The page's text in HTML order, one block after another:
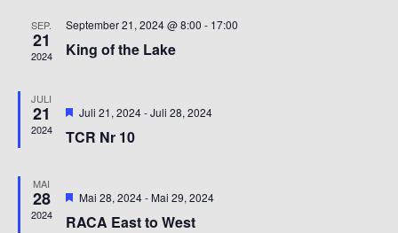
SEP.
21
2024
September 21, 2024 @ 8:00 - 17:00
King of the Lake
JULI
21
2024
Vorgestellt
Juli 21, 2024-Juli 28, 2024
TCR Nr 10
MAI
28
2024
Vorgestellt
Mai 28, 2024- Mai 29, 2024
RACA East to West